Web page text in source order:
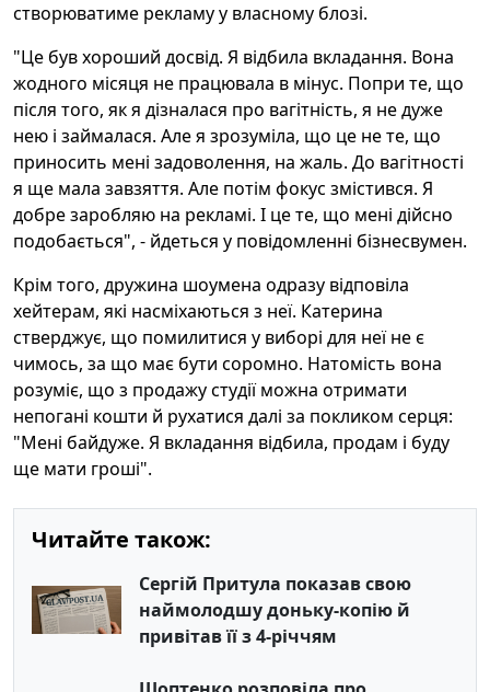
створюватиме рекламу у власному блозі.
"Це був хороший досвід. Я відбила вкладання. Вона
жодного місяця не працювала в мінус. Попри те, що
після того, як я дізналася про вагітність, я не дуже
нею і займалася. Але я зрозуміла, що це не те, що
приносить мені задоволення, на жаль. До вагітності
я ще мала завзяття. Але потім фокус змістився. Я
добре заробляю на рекламі. І це те, що мені дійсно
подобається", - йдеться у повідомленні бізнесвумен.
Крім того, дружина шоумена одразу відповіла
хейтерам, які насміхаються з неї. Катерина
стверджує, що помилитися у виборі для неї не є
чимось, за що має бути соромно. Натомість вона
розуміє, що з продажу студії можна отримати
непогані кошти й рухатися далі за покликом серця:
"Мені байдуже. Я вкладання відбила, продам і буду
ще мати гроші".
Читайте також:
Сергій Притула показав свою
наймолодшу доньку-копію й
привітав її з 4-річчям